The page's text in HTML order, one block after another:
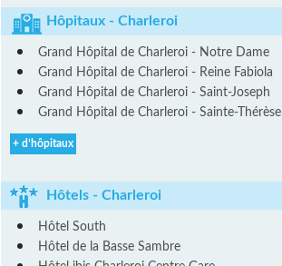
Hôpitaux - Charleroi
Grand Hôpital de Charleroi - Notre Dame
Grand Hôpital de Charleroi - Reine Fabiola
Grand Hôpital de Charleroi - Saint-Joseph
Grand Hôpital de Charleroi - Sainte-Thérèse
+ d’hôpitaux
Hôtels - Charleroi
Hôtel South
Hôtel de la Basse Sambre